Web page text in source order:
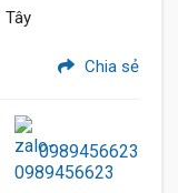
Tây
Chia sẻ
0989456623